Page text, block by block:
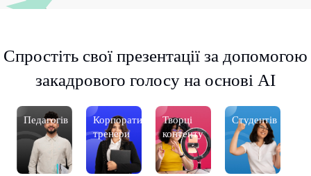
Спростіть свої презентації за допомогою
закадрового голосу на основі AI
Педагогів
Корпоративні
тренери
Творці
контенту
Студентів